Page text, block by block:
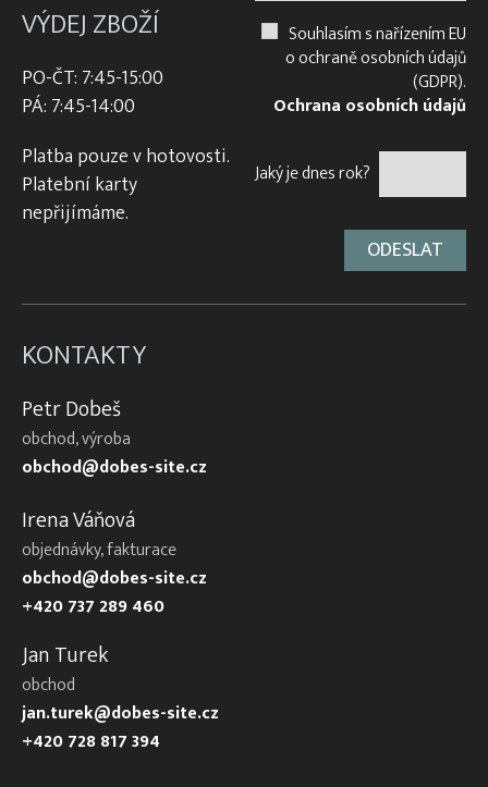
VÝDEJ ZBOŽÍ
PO-ČT: 7:45-15:00
PÁ: 7:45-14:00
Platba pouze v hotovosti.
Platební karty
nepřijímáme.
Souhlasím s nařízením EU
o ochraně osobních údajů
(GDPR).
Ochrana osobních údajů
Jaký je dnes rok?
KONTAKTY
Petr Dobeš
obchod, výroba
obchod@dobes-site.cz
Irena Váňová
objednávky, fakturace
obchod@dobes-site.cz
+420 737 289 460
Jan Turek
obchod
jan.turek@dobes-site.cz
+420 728 817 394